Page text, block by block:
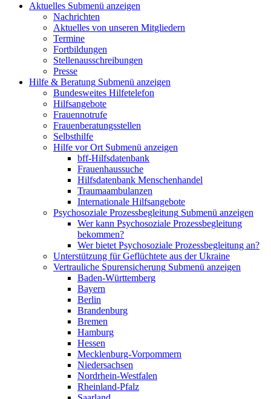
Aktuelles Submenü anzeigen
Nachrichten
Aktuelles von unseren Mitgliedern
Termine
Fortbildungen
Stellenausschreibungen
Presse
Hilfe & Beratung Submenü anzeigen
Bundesweites Hilfetelefon
Hilfsangebote
Frauennotrufe
Frauenberatungsstellen
Selbsthilfe
Hilfe vor Ort Submenü anzeigen
bff-Hilfsdatenbank
Frauenhaussuche
Hilfsdatenbank Menschenhandel
Traumaambulanzen
Internationale Hilfsangebote
Psychosoziale Prozessbegleitung Submenü anzeigen
Wer kann Psychosoziale Prozessbegleitung
bekommen?
Wer bietet Psychosoziale Prozessbegleitung an?
Unterstützung für Geflüchtete aus der Ukraine
Vertrauliche Spurensicherung Submenü anzeigen
Baden-Württemberg
Bayern
Berlin
Brandenburg
Bremen
Hamburg
Hessen
Mecklenburg-Vorpommern
Niedersachsen
Nordrhein-Westfalen
Rheinland-Pfalz